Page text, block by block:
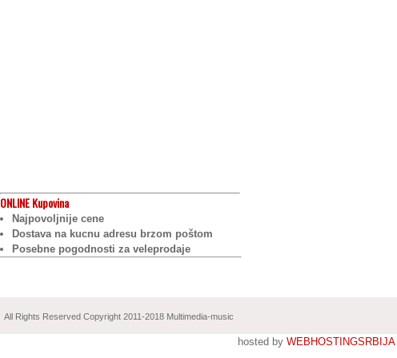
ONLINEKupovina
Najpovoljnije cene
Dostava na kucnu adresu brzom poštom
Posebne pogodnosti za veleprodaje
All Rights Reserved Copyright 2011-2018 Multimedia-music
hosted by WEBHOSTINGSRBIJA